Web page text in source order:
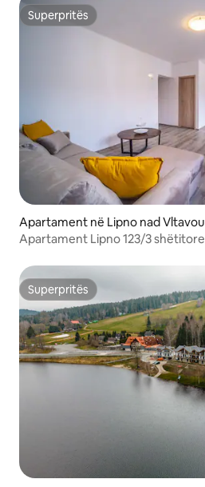
Superpritës
Superpritës
Apartament në Lipno nad Vltavou
Apartament Lipno 123/3 shëtitore
Superpritës
Superpritës